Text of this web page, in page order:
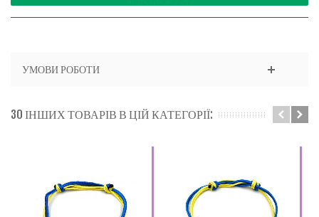
УМОВИ РОБОТИ
30 ІНШИХ ТОВАРІВ В ЦІЙ КАТЕГОРІЇ: